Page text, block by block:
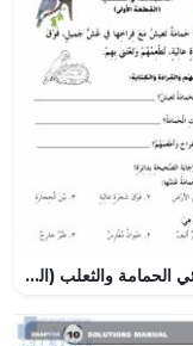
نص قرائي الحمامة والثعلب (القطعة الأولى) (لغة عربية) الثالث